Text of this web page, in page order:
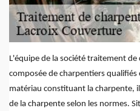
L'équipe de la société traitement
composée de charpentiers
matériau constituant la charpente,
de la charpente selon les normes.